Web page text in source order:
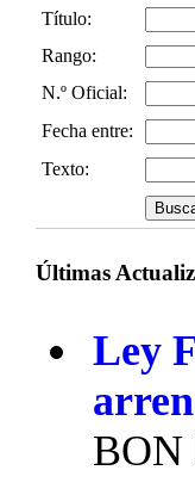
Título:
Rango:
N.º Oficial:
Fecha entre:
Texto:
Últimas
Ley
BON